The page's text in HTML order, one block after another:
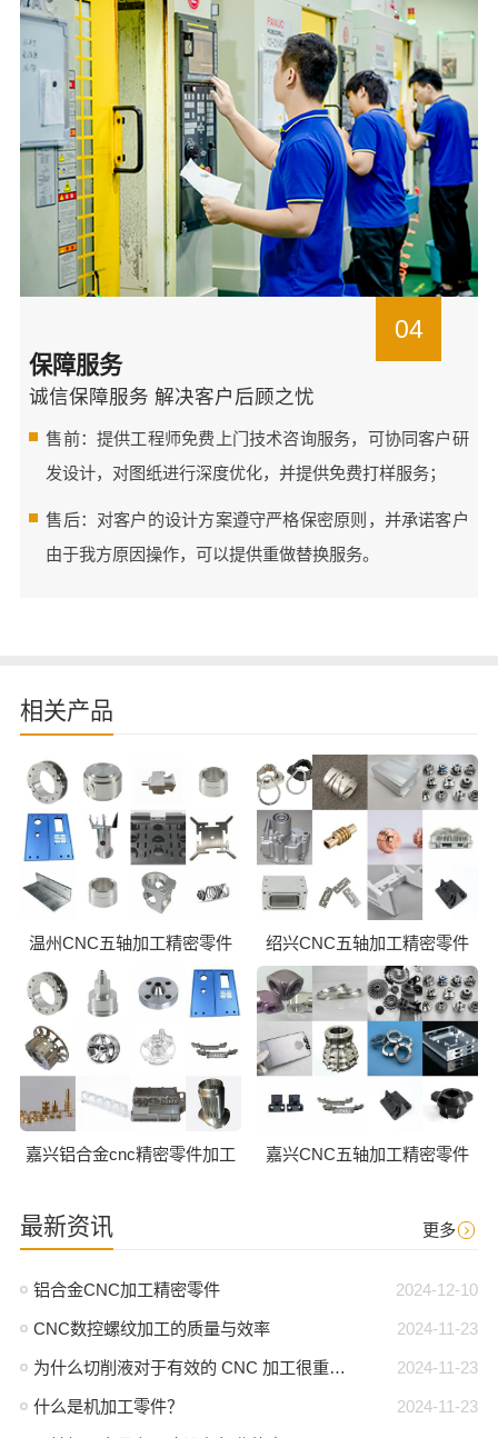
04
保障服务
诚信保障服务 解决客户后顾之忧
售前：提供工程师免费上门技术咨询服务，可协同客户研
发设计，对图纸进行深度优化，并提供免费打样服务；
售后：对客户的设计方案遵守严格保密原则，并承诺客户
由于我方原因操作，可以提供重做替换服务。
相关产品
温州CNC五轴加工精密零件 绍兴CNC五轴加工精密零件
嘉兴铝合金cnc精密零件加工 嘉兴CNC五轴加工精密零件
最新资讯 更多
2024-12-10
铝合金CNC加工精密零件
2024-11-23
CNC数控螺纹加工的质量与效率
2024-11-23
为什么切削液对于有效的 CNC 加工很重要？
2024-11-23
什么是机加工零件？